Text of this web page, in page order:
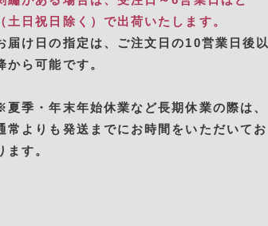
（土日祝日除く）で出荷いたします。
届け日の指定は、​ご注文日の10営業日後以
から可能です。
夏季・年末年始休業など長期休業の際は、
常よりも発送までにお時間をいただいてお
ます。